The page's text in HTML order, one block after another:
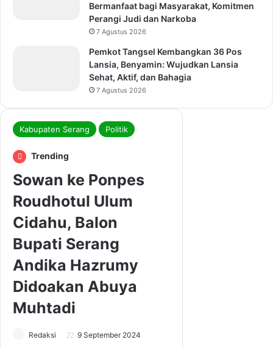
Bermanfaat bagi Masyarakat, Komitmen
Perangi Judi dan Narkoba
7 Agustus 2026
Pemkot Tangsel Kembangkan 36 Pos
Lansia, Benyamin: Wujudkan Lansia
Sehat, Aktif, dan Bahagia
7 Agustus 2026